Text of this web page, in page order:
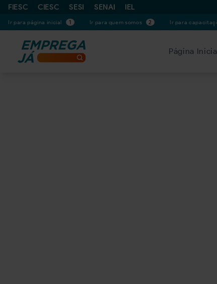
FIESC CIESC SESI SENAI IEL
Ir para página inicial 1 Ir para quem somos 2 Ir para
Página